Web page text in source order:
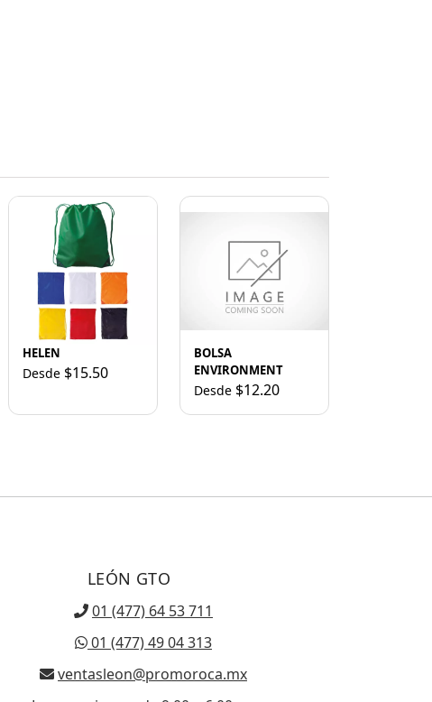
HELEN
Desde $15.50
BOLSA
ENVIRONMENT
Desde $12.20
LEÓN GTO
01 (477) 64 53 711
01 (477) 49 04 313
ventasleon@promoroca.mx